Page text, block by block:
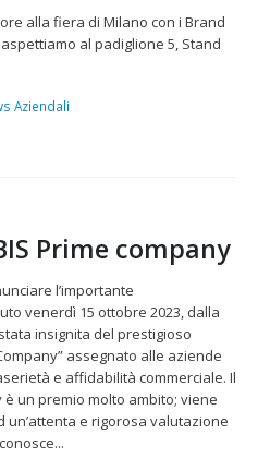
alla fiera di Milano con i Brand
al padiglione 5, Stand
Aziendali
Prime company
l’importante
venerdì 15 ottobre 2023, dalla
insignita del prestigioso
assegnato alle aziende
e affidabilità commerciale. Il
è un premio molto ambito; viene
un’attenta e rigorosa valutazione